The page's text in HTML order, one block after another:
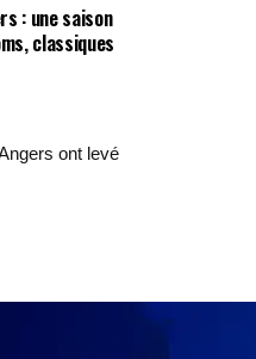
: une saison
classiques
ont levé